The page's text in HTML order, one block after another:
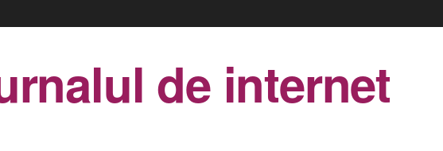
de internet